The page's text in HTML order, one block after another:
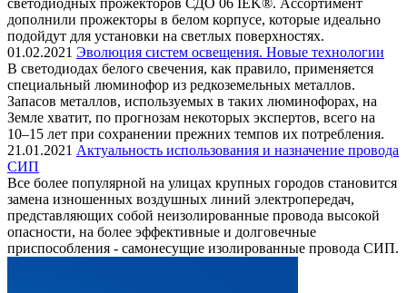
светодиодных прожекторов СДО 06 IEK®. Ассортимент
дополнили прожекторы в белом корпусе, которые идеально
подойдут для установки на светлых поверхностях.
01.02.2021 Эволюция систем освещения. Новые технологии
В светодиодах белого свечения, как правило, применяется
специальный люминофор из редкоземельных металлов.
Запасов металлов, используемых в таких люминофорах, на
Земле хватит, по прогнозам некоторых экспертов, всего на
10–15 лет при сохранении прежних темпов их потребления.
21.01.2021 Актуальность использования и назначение провода
СИП
Все более популярной на улицах крупных городов становится
замена изношенных воздушных линий электропередач,
представляющих собой неизолированные провода высокой
опасности, на более эффективные и долговечные
приспособления - самонесущие изолированные провода СИП.